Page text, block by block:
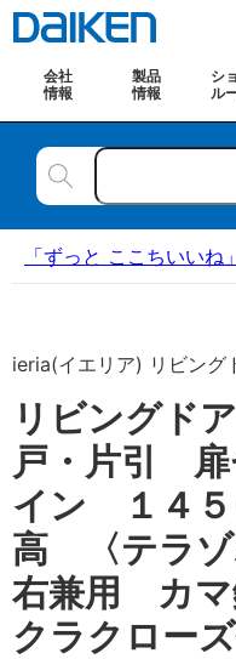
会社
情報
製品
情報
シ
ル
「ずっと ここちいい
ieria(イエリア) リビング
リビングド
戸・片引
イン １４
高 〈テラ
右兼用 カ
クラクロー